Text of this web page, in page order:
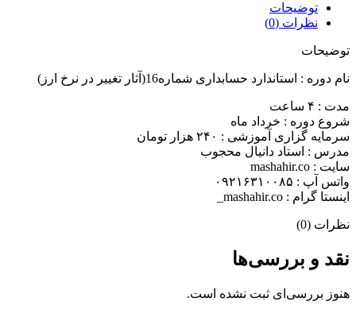
توضیحات
نظرات (0)
توضیحات
نام دوره : استاندارد حسابداری شماره16(آثار تغییر در نرخ ارز)
مدت : ۴ ساعت
شروع دوره : خرداد ماه
سرمایه گزاری آموزشی : ۲۴۰ هزار تومان
مدرس : استاد دانیال محجوب
سایت : mashahir.co
واتس آپ : ۰۹۲۱۶۳۱۰۰۸۵
اینستا گرام : mashahir.co_
نظرات (0)
نقد و بررسی‌ها
هنوز بررسی‌ای ثبت نشده است.